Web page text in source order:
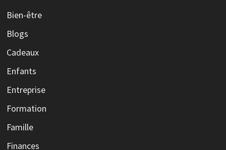
Bien-être
Blogs
Cadeaux
Enfants
Entreprise
Formation
Famille
Finances